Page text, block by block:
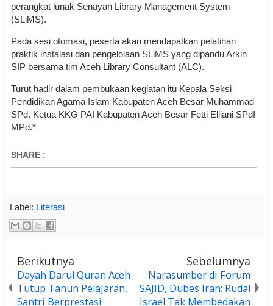
perangkat lunak Senayan Library Management System
(SLiMS).
Pada sesi otomasi, peserta akan mendapatkan pelatihan
praktik instalasi dan pengelolaan SLiMS yang dipandu Arkin
SIP bersama tim Aceh Library Consultant (ALC).
Turut hadir dalam pembukaan kegiatan itu Kepala Seksi
Pendidikan Agama Islam Kabupaten Aceh Besar Muhammad
SPd, Ketua KKG PAI Kabupaten Aceh Besar Fetti Elliani SPdI
MPd.*
SHARE :
Label: Literasi
Berikutnya
Dayah Darul Quran Aceh
Tutup Tahun Pelajaran,
Santri Berprestasi
Sebelumnya
Narasumber di Forum
SAJID, Dubes Iran: Rudal
Israel Tak Membedakan